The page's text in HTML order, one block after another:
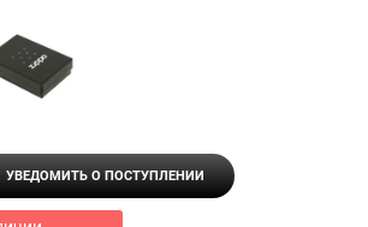
УВЕДОМИТЬ О ПОСТУПЛЕНИИ